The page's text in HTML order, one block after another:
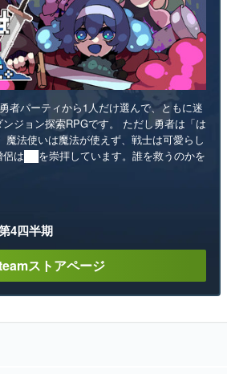
者パーティから1人だけ選んで、ともに迷
ジョン探索RPGです。 ただし勇者は「は
魔法使いは魔法が使えず、戦士は可愛らし
は██を崇拝しています。誰を救うのかを
4四半期
ストアページ